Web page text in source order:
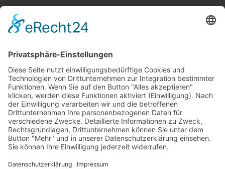
Kontakt:
Fax: 02604 94 35 52
E-Mail:info@physio-laux-mager.de
Mitgliedschaft: